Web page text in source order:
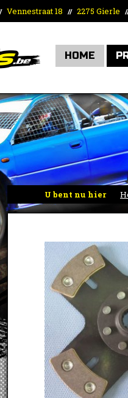
Vennestraat 18 // 2275 Gierle
HOME
U bent nu hier